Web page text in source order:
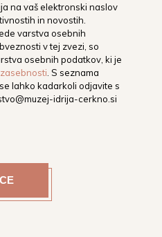
na vaš elektronski naslov
in novostih.
varstva osebnih
v tej zvezi, so
osebnih podatkov, ki je
. S seznama
lahko kadarkoli odjavite s
idrija-cerkno.si